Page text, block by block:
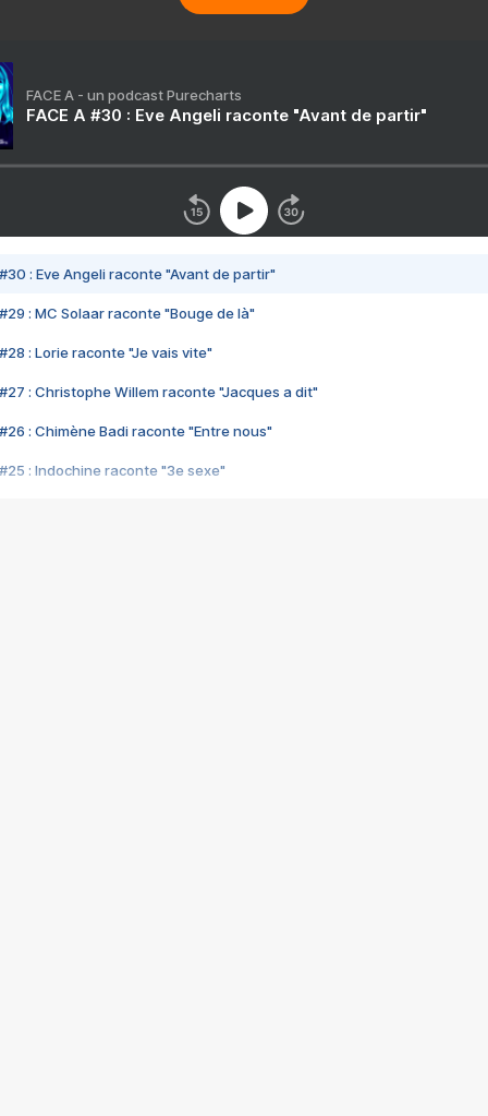
FACE A - un podcast Purecharts
FACE A #30 : Eve Angeli raconte "Avant de partir"
#30 : Eve Angeli raconte "Avant de partir"
#29 : MC Solaar raconte "Bouge de là"
#28 : Lorie raconte "Je vais vite"
#27 : Christophe Willem raconte "Jacques a dit"
#26 : Chimène Badi raconte "Entre nous"
#25 : Indochine raconte "3e sexe"